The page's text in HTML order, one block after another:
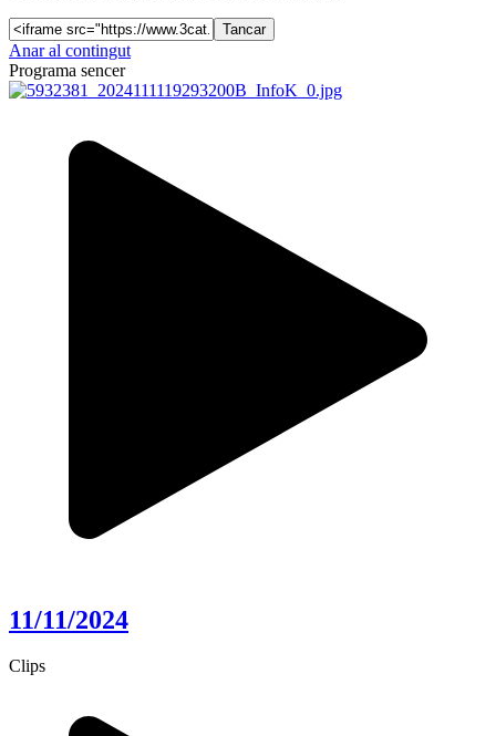
Tancar
Anar al contingut
Programa sencer
11/11/2024
Clips